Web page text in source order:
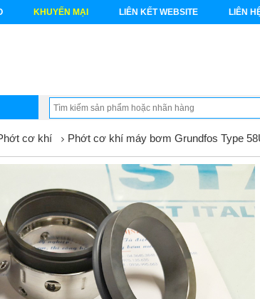
KHUYẾN MẠI LIÊN KẾT WEBSITE LIÊN
cơ khí Phớt cơ khí máy bơm Grundfos Type